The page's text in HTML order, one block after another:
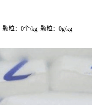
颗粒： 0个/kg 颗粒： 0g/kg